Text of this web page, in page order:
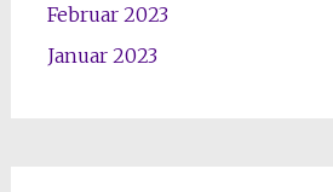
Februar 2023
Januar 2023